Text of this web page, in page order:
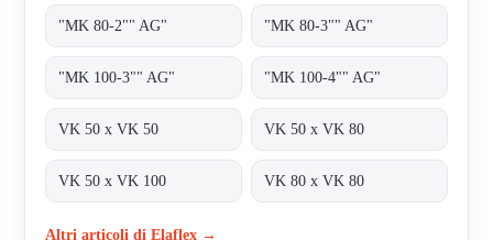
"MK 80-2"" AG" "MK 80-3"" AG"
"MK 100-3"" AG" "MK 100-4"" AG"
VK 50 x VK 50 VK 50 x VK 80
VK 50 x VK 100 VK 80 x VK 80
Altri articoli di Elaflex →